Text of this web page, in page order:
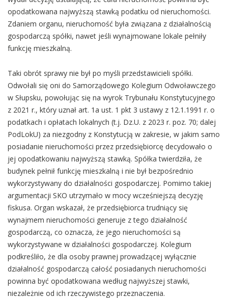
opodatkowana najwyższą stawką podatku od nieruchomości.
Zdaniem organu, nieruchomość była związana z działalnością
gospodarczą spółki, nawet jeśli wynajmowane lokale pełniły
funkcję mieszkalną.
Taki obrót sprawy nie był po myśli przedstawicieli spółki.
Odwołali się oni do Samorządowego Kolegium Odwoławczego
w Słupsku, powołując się na wyrok Trybunału Konstytucyjnego
z 2021 r., który uznał art. 1a ust. 1 pkt 3 ustawy z 12.1.1991 r. o
podatkach i opłatach lokalnych (t.j. Dz.U. z 2023 r. poz. 70; dalej
PodLokU) za niezgodny z Konstytucją w zakresie, w jakim samo
posiadanie nieruchomości przez przedsiębiorcę decydowało o
jej opodatkowaniu najwyższą stawką. Spółka twierdziła, że
budynek pełnił funkcję mieszkalną i nie był bezpośrednio
wykorzystywany do działalności gospodarczej. Pomimo takiej
argumentacji SKO utrzymało w mocy wcześniejszą decyzję
fiskusa. Organ wskazał, że przedsiębiorca trudniący się
wynajmem nieruchomości generuje z tego działalność
gospodarczą, co oznacza, że jego nieruchomości są
wykorzystywane w działalności gospodarczej. Kolegium
podkreśliło, że dla osoby prawnej prowadzącej wyłącznie
działalność gospodarczą całość posiadanych nieruchomości
powinna być opodatkowana według najwyższej stawki,
niezależnie od ich rzeczywistego przeznaczenia.